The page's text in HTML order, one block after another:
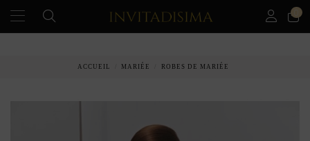
ACCUEIL MARIÉE ROBES DE MARIÉE